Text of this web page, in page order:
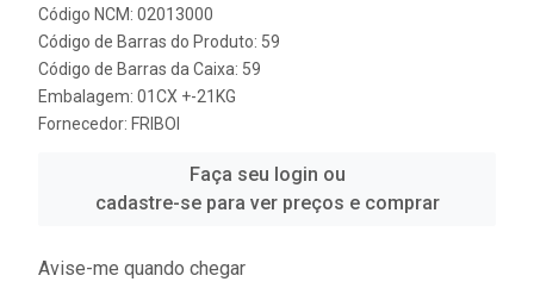
Código NCM: 02013000
Código de Barras do Produto: 59
Código de Barras da Caixa: 59
Embalagem: 01CX +-21KG
Fornecedor: FRIBOI
Faça seu login ou
cadastre-se para ver preços e comprar
Avise-me quando chegar